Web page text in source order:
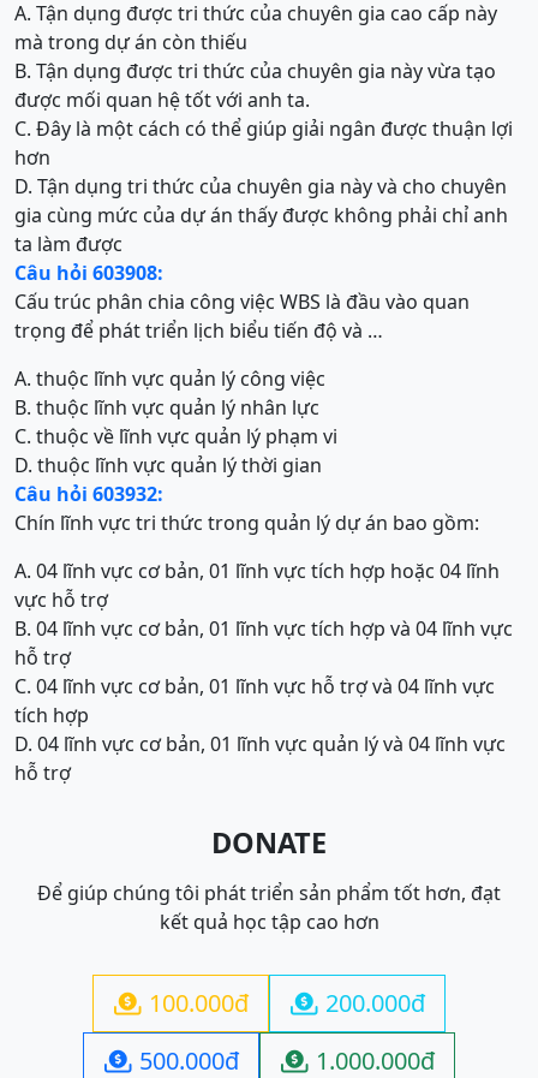
A. Tận dụng được tri thức của chuyên gia cao cấp này
mà trong dự án còn thiếu
B. Tận dụng được tri thức của chuyên gia này vừa tạo
được mối quan hệ tốt với anh ta.
C. Đây là một cách có thể giúp giải ngân được thuận lợi
hơn
D. Tận dụng tri thức của chuyên gia này và cho chuyên
gia cùng mức của dự án thấy được không phải chỉ anh
ta làm được
Câu hỏi 603908:
Cấu trúc phân chia công việc WBS là đầu vào quan
trọng để phát triển lịch biểu tiến độ và …
A. thuộc lĩnh vực quản lý công việc
B. thuộc lĩnh vực quản lý nhân lực
C. thuộc về lĩnh vực quản lý phạm vi
D. thuộc lĩnh vực quản lý thời gian
Câu hỏi 603932:
Chín lĩnh vực tri thức trong quản lý dự án bao gồm:
A. 04 lĩnh vực cơ bản, 01 lĩnh vực tích hợp hoặc 04 lĩnh
vực hỗ trợ
B. 04 lĩnh vực cơ bản, 01 lĩnh vực tích hợp và 04 lĩnh vực
hỗ trợ
C. 04 lĩnh vực cơ bản, 01 lĩnh vực hỗ trợ và 04 lĩnh vực
tích hợp
D. 04 lĩnh vực cơ bản, 01 lĩnh vực quản lý và 04 lĩnh vực
hỗ trợ
DONATE
Để giúp chúng tôi phát triển sản phẩm tốt hơn, đạt
kết quả học tập cao hơn
 100.000đ  200.000đ
 500.000đ  1.000.000đ